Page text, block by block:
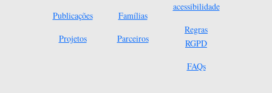
Publicações
Projetos
Famílias
Parceiros
acessibilidade
Regras
RGPD
FAQs